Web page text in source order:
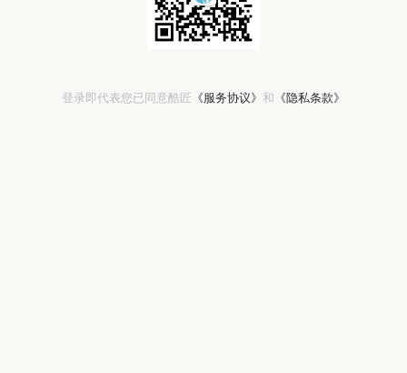
登录即代表您已同意酷匠 《服务协议》 和 《隐私条款》